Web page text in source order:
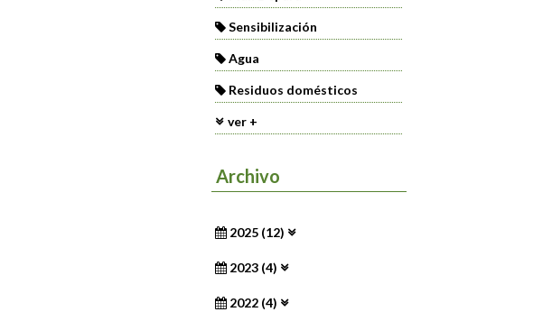
Sensibilización
Agua
Residuos domésticos
ver +
Archivo
2025 (12)
2023 (4)
2022 (4)